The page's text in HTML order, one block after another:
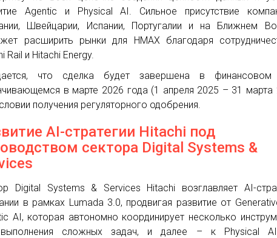
Agentic и Physical AI. Сильное присутствие
Швейцарии, Испании, Португалии и на Ближнем
расширить рынки для HMAX благодаря
Rail и Hitachi Energy.
что сделка будет завершена в финансовом
в марте 2026 года (1 апреля 2025 – 31 марта
получения регуляторного одобрения.
AI-стратегии Hitachi под
сектора Digital Systems &
Digital Systems & Services Hitachi возглавляет AI-
в рамках Lumada 3.0, продвигая развитие от
AI, которая автономно координирует несколько
сложных задач, и далее – к Physical